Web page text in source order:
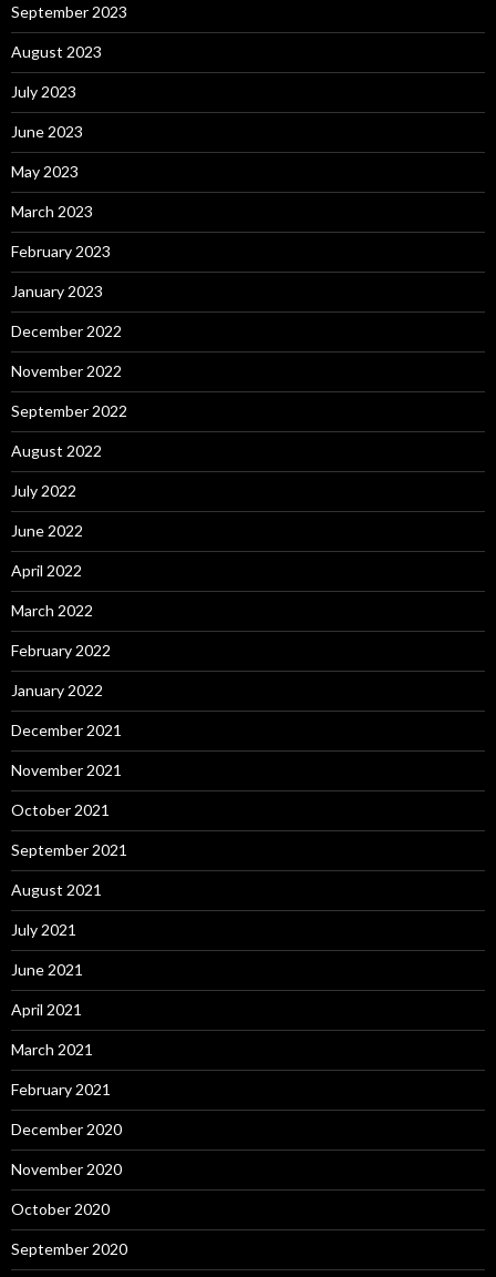
September 2023
August 2023
July 2023
June 2023
May 2023
March 2023
February 2023
January 2023
December 2022
November 2022
September 2022
August 2022
July 2022
June 2022
April 2022
March 2022
February 2022
January 2022
December 2021
November 2021
October 2021
September 2021
August 2021
July 2021
June 2021
April 2021
March 2021
February 2021
December 2020
November 2020
October 2020
September 2020